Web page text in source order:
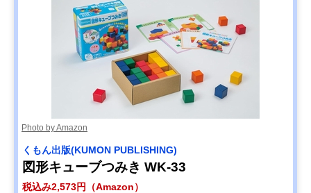
Photo by Amazon
くもん出版(KUMON PUBLISHING)
図形キューブつみき WK-33
税込み2,573円（Amazon）